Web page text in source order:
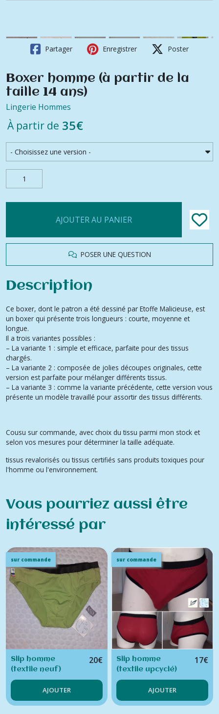
Partager Enregistrer Poster
Boxer homme (à partir de la
taille 14 ans)
Lingerie Hommes
À partir de 35€
AJOUTER AU PANIER
POSER UNE QUESTION
Description
Ce boxer, dont le patron a été dessiné par Etoffe Malicieuse, est
un boxer qui présente trois longueurs : courte, moyenne et
longue.
Il a trois variantes possibles :
– La variante 1 : simple et efficace, parfaite pour des tissus
chargés.
– La variante 2 : composée de jolies découpes originales, cette
version est parfaite pour mélanger différents tissus.
– La variante 3 : comme la variante précédente, cette version vous
présente un modèle travaillé pour assortir des tissus différents.
Cousu sur commande, avec choix du tissu parmi mon stock et
selon vos mesures pour déterminer la taille adéquate.
tissus revalorisés ou tissus certifiés sans produits toxiques pour
l'homme ou l'environnement.
Vous pourriez aussi être
intéressé par
sur commande
Slip homme
(textile neuf)
20€
AJOUTER
sur commande
Slip homme
(textile upcyclé)
17€
AJOUTER